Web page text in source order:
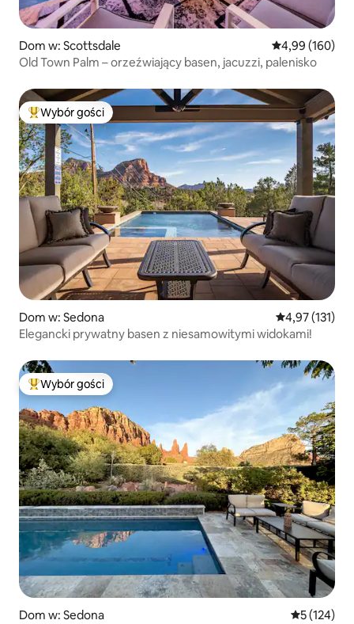
Dom w: Scottsdale Średnia
4,99 (160)
Old Town Palm – orzeźwiający basen, jacuzzi, palenisko
Najpopularniejsze z kategorii Wybór gości
Wybór gości
Dom w: Sedona Średnia
4,97 (131)
Elegancki prywatny basen z niesamowitymi widokami!
Najpopularniejsze z kategorii Wybór gości
Wybór gości
Dom w: Sedona Średnia
5 (124)